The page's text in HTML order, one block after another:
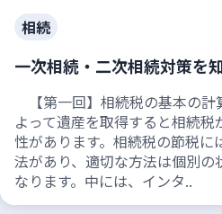
相続
一次相続・二次相続対策を
【第一回】相続税の基本の計
よって遺産を取得すると相続税
性があります。相続税の節税に
法があり、適切な方法は個別の
なります。中には、インタ..